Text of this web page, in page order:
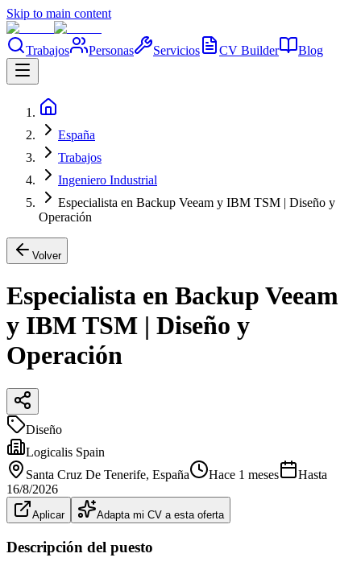
Skip to main content
Trabajos Personas Servicios CV Builder Blog
España
Trabajos
Ingeniero Industrial
Especialista en Backup Veeam y IBM TSM | Diseño y
Operación
Volver
Especialista en Backup Veeam
y IBM TSM | Diseño y
Operación
Diseño
Logicalis Spain
Santa Cruz De Tenerife, España Hace 1 meses
Hasta
16/8/2026
Aplicar Adapta mi CV a esta oferta
Descripción del puesto